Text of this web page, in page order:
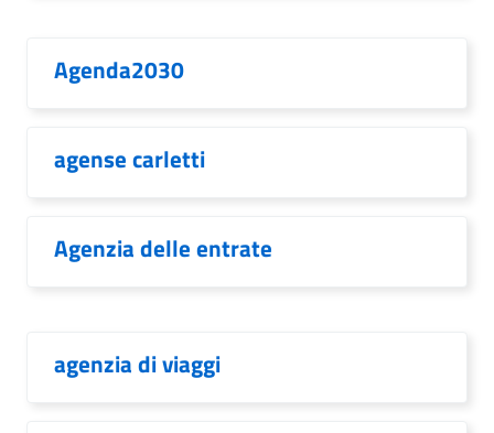
Agenda2030
agense carletti
Agenzia delle entrate
agenzia di viaggi